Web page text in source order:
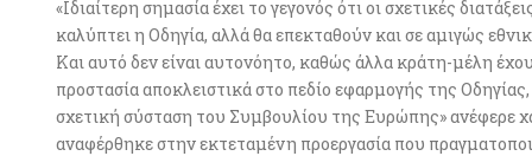
«Ιδιαίτερη σημασία έχει το γεγονός ότι οι σχετικές
καλύπτει η Οδηγία, αλλά θα επεκταθούν και σε αμιγώς
Και αυτό δεν είναι αυτονόητο, καθώς άλλα κράτη-μέλη
προστασία αποκλειστικά στο πεδίο εφαρμογής της
σχετική σύσταση του Συμβουλίου της Ευρώπης» ανέφερε
αναφέρθηκε στην εκτεταμένη προεργασία που